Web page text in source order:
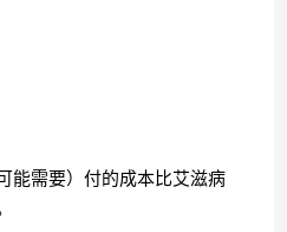
能需要）付的成本比艾滋病